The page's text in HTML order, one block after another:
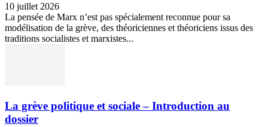
10 juillet 2026
La pensée de Marx n’est pas spécialement reconnue pour sa
modélisation de la grève, des théoriciennes et théoriciens issus des
traditions socialistes et marxistes...
La grève politique et sociale – Introduction au
dossier